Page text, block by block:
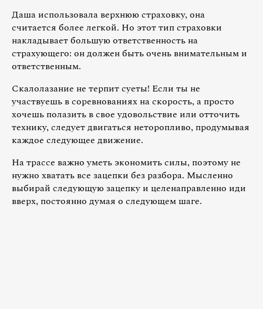
Даша использовала верхнюю страховку, она
считается более легкой. Но этот тип страховки
накладывает большую ответственность на
страхующего: он должен быть очень внимательным и
ответственным.
Скалолазание не терпит суеты! Если ты не
участвуешь в соревнованиях на скорость, а просто
хочешь полазить в свое удовольствие или отточить
технику, следует двигаться неторопливо, продумывая
каждое следующее движение.
На трассе важно уметь экономить силы, поэтому не
нужно хватать все зацепки без разбора. Мысленно
выбирай следующую зацепку и целенаправленно иди
вверх, постоянно думая о следующем шаге.